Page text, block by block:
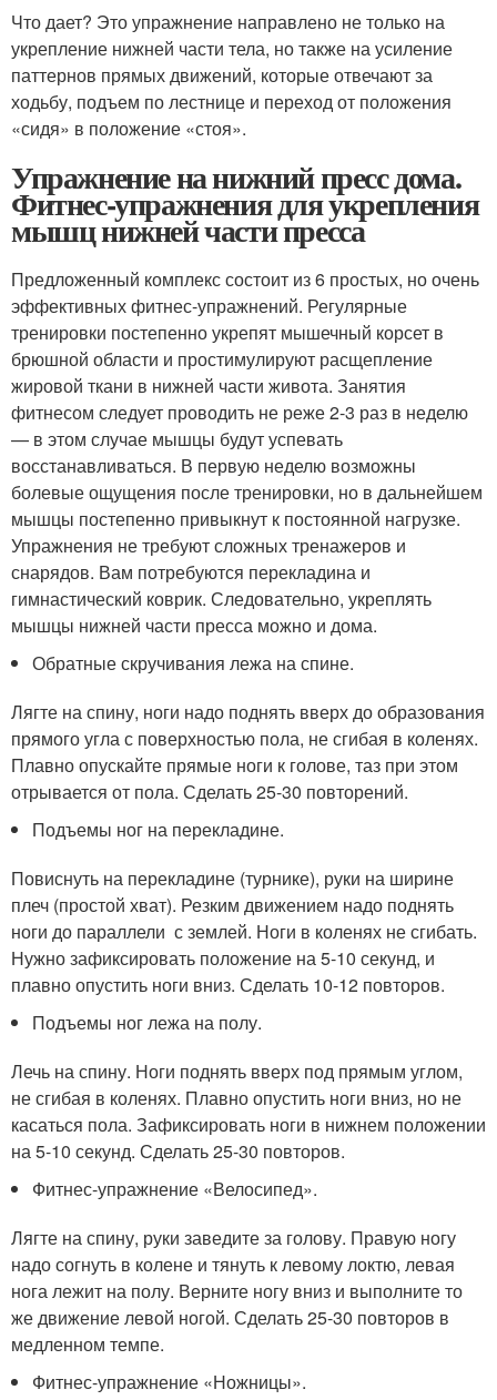
Что дает? Это упражнение направлено не только на
укрепление нижней части тела, но также на усиление
паттернов прямых движений, которые отвечают за
ходьбу, подъем по лестнице и переход от положения
«сидя» в положение «стоя».
Упражнение на нижний пресс дома.
Фитнес-упражнения для укрепления
мышц нижней части пресса
Предложенный комплекс состоит из 6 простых, но очень
эффективных фитнес-упражнений. Регулярные
тренировки постепенно укрепят мышечный корсет в
брюшной области и простимулируют расщепление
жировой ткани в нижней части живота. Занятия
фитнесом следует проводить не реже 2-3 раз в неделю
— в этом случае мышцы будут успевать
восстанавливаться. В первую неделю возможны
болевые ощущения после тренировки, но в дальнейшем
мышцы постепенно привыкнут к постоянной нагрузке.
Упражнения не требуют сложных тренажеров и
снарядов. Вам потребуются перекладина и
гимнастический коврик. Следовательно, укреплять
мышцы нижней части пресса можно и дома.
Обратные скручивания лежа на спине.
Лягте на спину, ноги надо поднять вверх до образования
прямого угла с поверхностью пола, не сгибая в коленях.
Плавно опускайте прямые ноги к голове, таз при этом
отрывается от пола. Сделать 25-30 повторений.
Подъемы ног на перекладине.
Повиснуть на перекладине (турнике), руки на ширине
плеч (простой хват). Резким движением надо поднять
ноги до параллели с землей. Ноги в коленях не сгибать.
Нужно зафиксировать положение на 5-10 секунд, и
плавно опустить ноги вниз. Сделать 10-12 повторов.
Подъемы ног лежа на полу.
Лечь на спину. Ноги поднять вверх под прямым углом,
не сгибая в коленях. Плавно опустить ноги вниз, но не
касаться пола. Зафиксировать ноги в нижнем положении
на 5-10 секунд. Сделать 25-30 повторов.
Фитнес-упражнение «Велосипед».
Лягте на спину, руки заведите за голову. Правую ногу
надо согнуть в колене и тянуть к левому локтю, левая
нога лежит на полу. Верните ногу вниз и выполните то
же движение левой ногой. Сделать 25-30 повторов в
медленном темпе.
Фитнес-упражнение «Ножницы».